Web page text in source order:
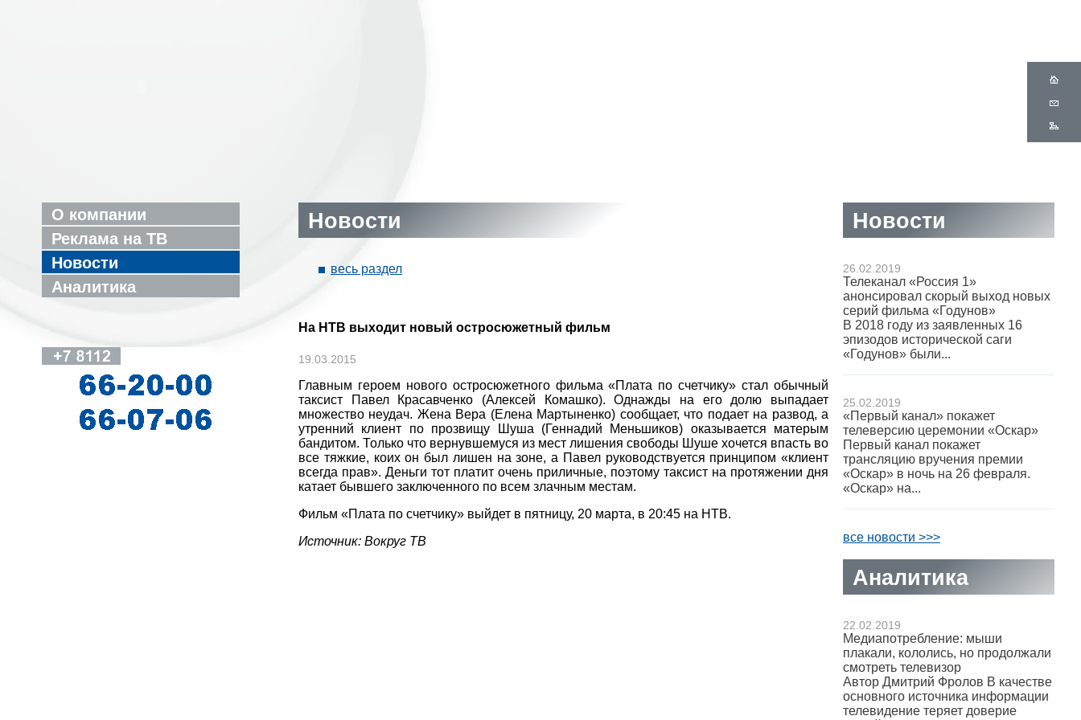
О компании
Реклама на ТВ
Новости
Аналитика
Новости Новости
весь раздел
На НТВ выходит новый остросюжетный фильм
19.03.2015
Главным героем нового остросюжетного фильма «Плата по счетчику» стал обычный
таксист Павел Красавченко (Алексей Комашко). Однажды на его долю выпадает
множество неудач. Жена Вера (Елена Мартыненко) сообщает, что подает на развод, а
утренний клиент по прозвищу Шуша (Геннадий Меньшиков) оказывается матерым
бандитом. Только что вернувшемуся из мест лишения свободы Шуше хочется впасть во
все тяжкие, коих он был лишен на зоне, а Павел руководствуется принципом «клиент
всегда прав». Деньги тот платит очень приличные, поэтому таксист на протяжении дня
катает бывшего заключенного по всем злачным местам.
Фильм «Плата по счетчику» выйдет в пятницу, 20 марта, в 20:45 на НТВ.
Источник: Вокруг ТВ
26.02.2019
Телеканал «Россия 1»
анонсировал скорый выход новых
серий фильма «Годунов»
В 2018 году из заявленных 16
эпизодов исторической саги
«Годунов» были...
25.02.2019
«Первый канал» покажет
телеверсию церемонии «Оскар»
Первый канал покажет
трансляцию вручения премии
«Оскар» в ночь на 26 февраля.
«Оскар» на...
все новости >>>
Аналитика
22.02.2019
Медиапотребление: мыши
плакали, кололись, но продолжали
смотреть телевизор
Автор Дмитрий Фролов В качестве
основного источника информации
телевидение теряет доверие